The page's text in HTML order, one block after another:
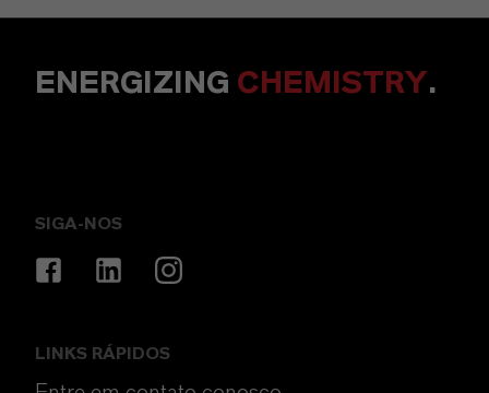
ENERGIZING CHEMISTRY.
SIGA-NOS
LINKS RÁPIDOS